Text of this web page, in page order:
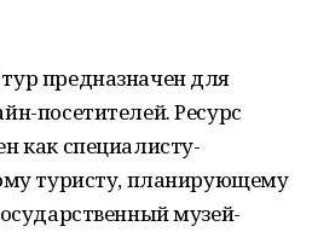
предназначен для
посетителей. Ресурс
как специалисту-
туристу, планирующему
музей-